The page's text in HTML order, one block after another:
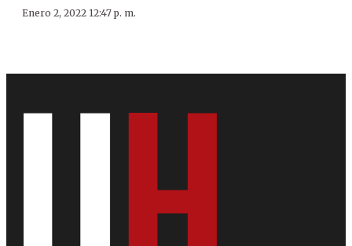
Enero 2, 2022 12:47 p. m.